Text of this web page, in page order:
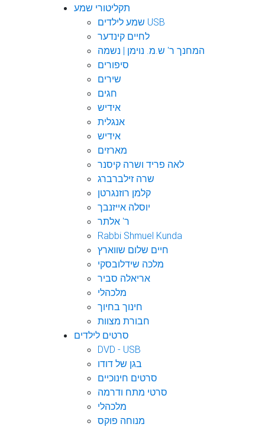
תקליטורי שמע
שמע לילדים USB
לחיים קינדער
המחנך ר' ש.מ. נוימן | נשמה
סיפורים
שירים
חגים
אידיש
אנגלית
אידיש
מארזים
לאה פריד ושרה קיסנר
שרה זילברברג
קלמן רוזנגרטן
יוסלה אייזנבך
ר' אלתר
Rabbi Shmuel Kunda
חיים שלום שווארץ
מלכה שידלובסקי
אריאלה סביר
מלכהלי
חינוך בחיוך
חבורת מצוות
סרטים לילדים
DVD - USB
בגן של דודו
סרטים חינוכיים
סרטי מתח ודרמה
מלכהלי
מנוחה פוקס